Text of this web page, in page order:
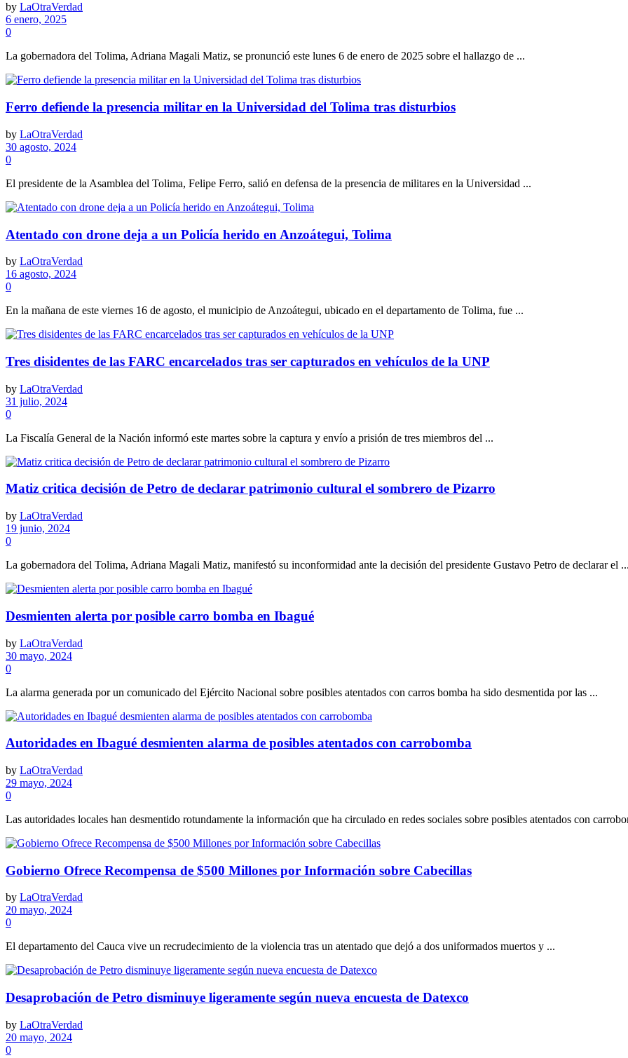
by LaOtraVerdad
6 enero, 2025
0
La gobernadora del Tolima, Adriana Magali Matiz, se pronunció este lunes 6 de enero de 2025 sobre el hallazgo de ...
Ferro defiende la presencia militar en la Universidad del Tolima tras disturbios
by LaOtraVerdad
30 agosto, 2024
0
El presidente de la Asamblea del Tolima, Felipe Ferro, salió en defensa de la presencia de militares en la Universidad ...
Atentado con drone deja a un Policía herido en Anzoátegui, Tolima
by LaOtraVerdad
16 agosto, 2024
0
En la mañana de este viernes 16 de agosto, el municipio de Anzoátegui, ubicado en el departamento de Tolima, fue ...
Tres disidentes de las FARC encarcelados tras ser capturados en vehículos de la UNP
by LaOtraVerdad
31 julio, 2024
0
La Fiscalía General de la Nación informó este martes sobre la captura y envío a prisión de tres miembros del ...
Matiz critica decisión de Petro de declarar patrimonio cultural el sombrero de Pizarro
by LaOtraVerdad
19 junio, 2024
0
La gobernadora del Tolima, Adriana Magali Matiz, manifestó su inconformidad ante la decisión del presidente Gustavo Petro de declarar el ...
Desmienten alerta por posible carro bomba en Ibagué
by LaOtraVerdad
30 mayo, 2024
0
La alarma generada por un comunicado del Ejército Nacional sobre posibles atentados con carros bomba ha sido desmentida por las ...
Autoridades en Ibagué desmienten alarma de posibles atentados con carrobomba
by LaOtraVerdad
29 mayo, 2024
0
Las autoridades locales han desmentido rotundamente la información que ha circulado en redes sociales sobre posibles atentados con
Gobierno Ofrece Recompensa de $500 Millones por Información sobre Cabecillas
by LaOtraVerdad
20 mayo, 2024
0
El departamento del Cauca vive un recrudecimiento de la violencia tras un atentado que dejó a dos uniformados muertos y ...
Desaprobación de Petro disminuye ligeramente según nueva encuesta de Datexco
by LaOtraVerdad
20 mayo, 2024
0